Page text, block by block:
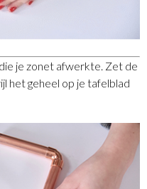
je zonet afwerkte. Zet de
het geheel op je tafelblad